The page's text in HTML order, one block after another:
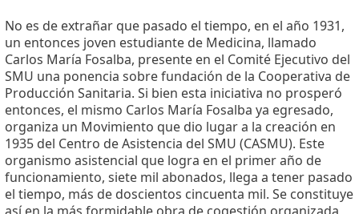
No es de extrañar que pasado el tiempo, en el año 1931,
un entonces joven estudiante de Medicina, llamado
Carlos María Fosalba, presente en el Comité Ejecutivo del
SMU una ponencia sobre fundación de la Cooperativa de
Producción Sanitaria. Si bien esta iniciativa no prosperó
entonces, el mismo Carlos María Fosalba ya egresado,
organiza un Movimiento que dio lugar a la creación en
1935 del Centro de Asistencia del SMU (CASMU). Este
organismo asistencial que logra en el primer año de
funcionamiento, siete mil abonados, llega a tener pasado
el tiempo, más de doscientos cincuenta mil. Se constituye